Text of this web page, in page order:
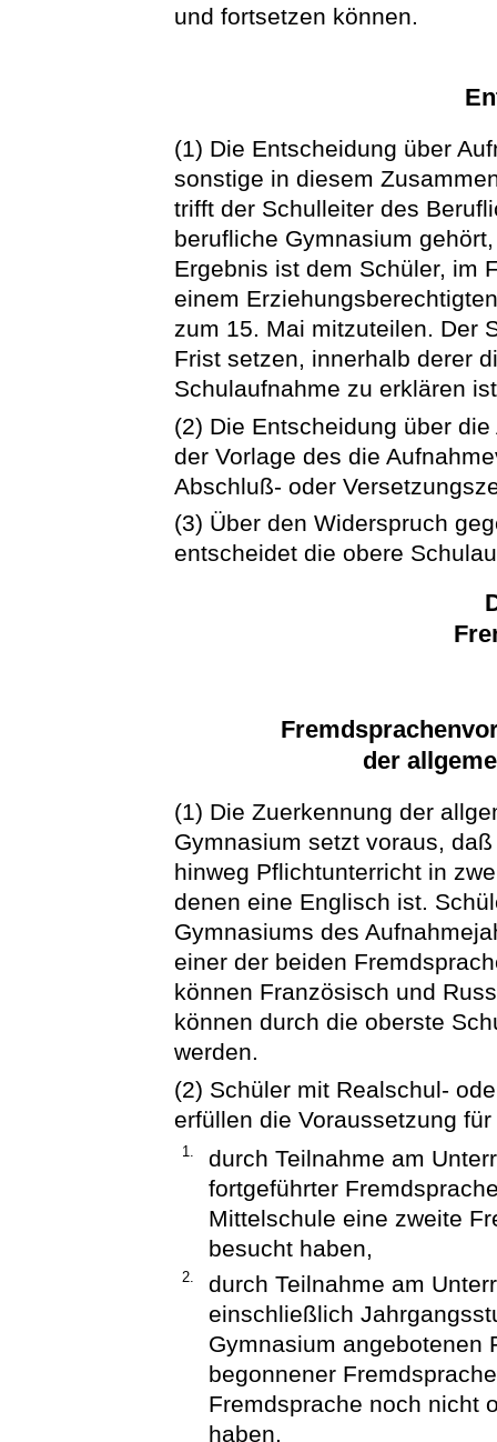
und fortsetzen können.
(1) Die Entscheidung über
sonstige in diesem
trifft der Schulleiter des
berufliche Gymnasium
Ergebnis ist dem Schüler, im
einem
zum 15. Mai mitzuteilen. Der
Frist setzen, innerhalb derer
Schulaufnahme zu erklären
(2) Die Entscheidung über
der Vorlage des die
Abschluß- oder
(3) Über den Widerspruch
entscheidet die obere
der
(1) Die Zuerkennung der
Gymnasium setzt voraus,
hinweg Pflichtunterricht in
denen eine Englisch ist.
Gymnasiums des
einer der beiden
können Französisch und
können durch die oberste
werden.
(2) Schüler mit Realschul-
erfüllen die Voraussetzung
1.
durch Teilnahme am
fortgeführter
Mittelschule eine zweite
besucht haben,
2.
durch Teilnahme am
einschließlich
Gymnasium angebotenen
begonnener
Fremdsprache noch nicht
haben.